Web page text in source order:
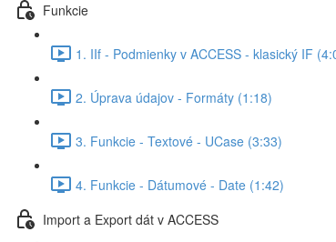
Funkcie
1. IIf - Podmienky v ACCESS - klasický IF
2. Úprava údajov - Formáty (1:18)
3. Funkcie - Textové - UCase (3:33)
4. Funkcie - Dátumové - Date (1:42)
Import a Export dát v ACCESS